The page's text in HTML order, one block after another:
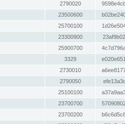
2790020
23500600
25700100
23300900
25900700
3329
2730010
2790050
25100100
23700700
23700200